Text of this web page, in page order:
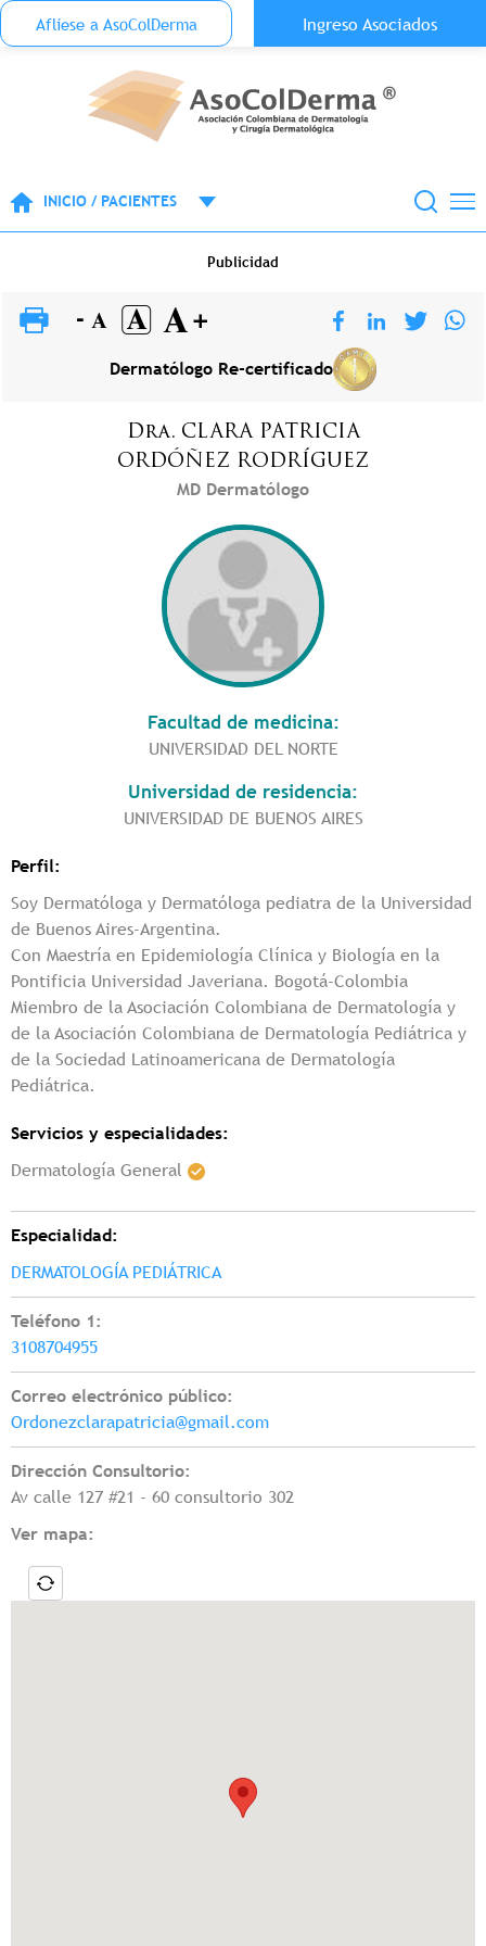
Pasar al contenido principal
Menu Top Anónimo
Aflíese a AsoColDerma Ingreso Asociados
INICIO / PACIENTES
Publicidad
Dermatólogo Re-certificado
Dra. CLARA PATRICIA
ORDÓÑEZ RODRÍGUEZ
MD Dermatólogo
Facultad de medicina:
UNIVERSIDAD DEL NORTE
Universidad de residencia:
UNIVERSIDAD DE BUENOS AIRES
Perfil:
Soy Dermatóloga y Dermatóloga pediatra de la Universidad
de Buenos Aires-Argentina.
Con Maestría en Epidemiología Clínica y Biología en la
Pontificia Universidad Javeriana. Bogotá-Colombia
Miembro de la Asociación Colombiana de Dermatología y
de la Asociación Colombiana de Dermatología Pediátrica y
de la Sociedad Latinoamericana de Dermatología
Pediátrica.
Servicios y especialidades:
Dermatología General
Especialidad:
DERMATOLOGÍA PEDIÁTRICA
Teléfono 1:
3108704955
Correo electrónico público:
Ordonezclarapatricia@gmail.com
Dirección Consultorio:
Av calle 127 #21 - 60 consultorio 302
Ver mapa: